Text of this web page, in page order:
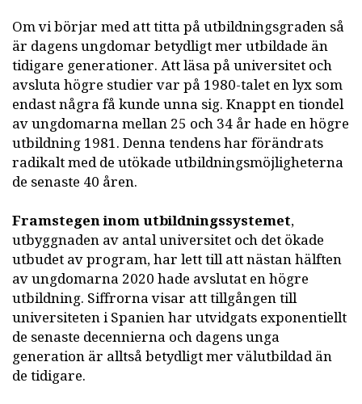
Om vi börjar med att titta på utbildningsgraden så
är dagens ungdomar betydligt mer utbildade än
tidigare generationer. Att läsa på universitet och
avsluta högre studier var på 1980-talet en lyx som
endast några få kunde unna sig. Knappt en tiondel
av ungdomarna mellan 25 och 34 år hade en högre
utbildning 1981. Denna tendens har förändrats
radikalt med de utökade utbildningsmöjligheterna
de senaste 40 åren.
Framstegen inom utbildningssystemet,
utbyggnaden av antal universitet och det ökade
utbudet av program, har lett till att nästan hälften
av ungdomarna 2020 hade avslutat en högre
utbildning. Siffrorna visar att tillgången till
universiteten i Spanien har utvidgats exponentiellt
de senaste decennierna och dagens unga
generation är alltså betydligt mer välutbildad än
de tidigare.